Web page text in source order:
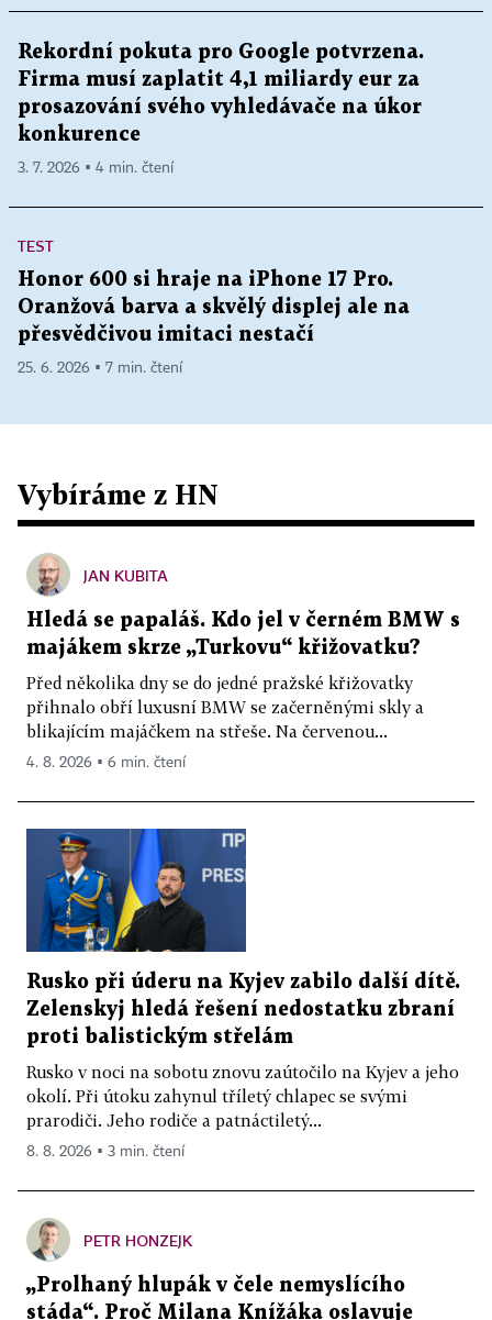
Rekordní pokuta pro Google potvrzena.
Firma musí zaplatit 4,1 miliardy eur za
prosazování svého vyhledávače na úkor
konkurence
3. 7. 2026 ▪ 4 min. čtení
TEST
Honor 600 si hraje na iPhone 17 Pro.
Oranžová barva a skvělý displej ale na
přesvědčivou imitaci nestačí
25. 6. 2026 ▪ 7 min. čtení
Vybíráme z HN
JAN KUBITA
Hledá se papaláš. Kdo jel v černém BMW s
majákem skrze „Turkovu“ křižovatku?
Před několika dny se do jedné pražské křižovatky
přihnalo obří luxusní BMW se začerněnými skly a
blikajícím majáčkem na střeše. Na červenou...
4. 8. 2026 ▪ 6 min. čtení
Rusko při úderu na Kyjev zabilo další dítě.
Zelenskyj hledá řešení nedostatku zbraní
proti balistickým střelám
Rusko v noci na sobotu znovu zaútočilo na Kyjev a jeho
okolí. Při útoku zahynul tříletý chlapec se svými
prarodiči. Jeho rodiče a patnáctiletý...
8. 8. 2026 ▪ 3 min. čtení
PETR HONZEJK
„Prolhaný hlupák v čele nemyslícího
stáda“. Proč Milana Knížáka oslavuje